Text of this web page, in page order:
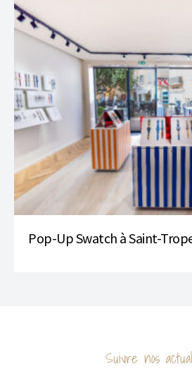
Pop-Up Swatch à Saint-
Suivre nos